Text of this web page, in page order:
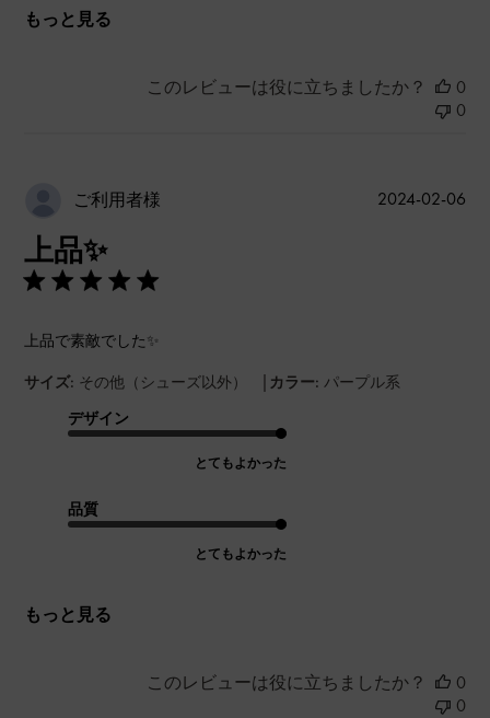
もっと見る
このレビューは役に立ちましたか？
0
0
ご利用者様
上品✨
上品で素敵でした✨
サイズ: その他（シューズ以外） | カラー: パープル系
デザイン
とてもよかった
品質
とてもよかった
もっと見る
公
2024-02-06
このレビューは役に立ちましたか？
0
0